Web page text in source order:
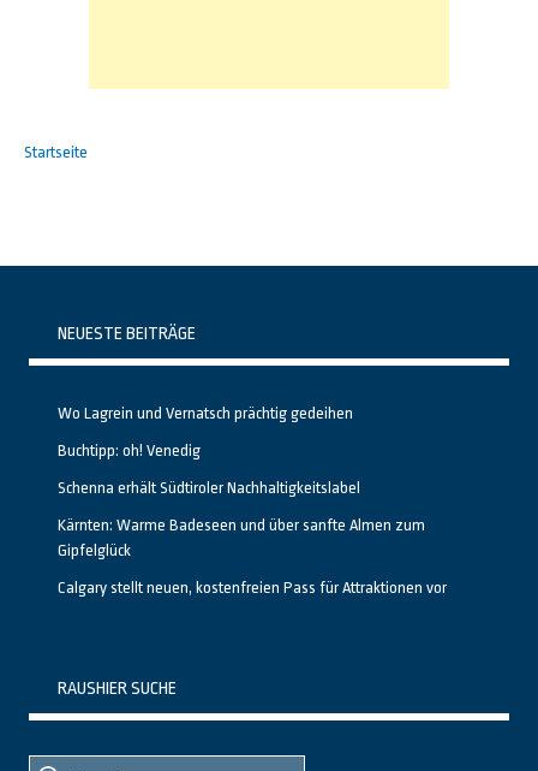
Startseite
NEUESTE BEITRÄGE
Wo Lagrein und Vernatsch prächtig gedeihen
Buchtipp: oh! Venedig
Schenna erhält Südtiroler Nachhaltigkeitslabel
Kärnten: Warme Badeseen und über sanfte Almen zum
Gipfelglück
Calgary stellt neuen, kostenfreien Pass für Attraktionen vor
RAUSHIER SUCHE
Suche
Suche